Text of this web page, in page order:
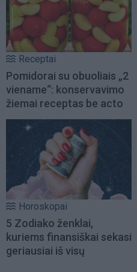
Receptai
Pomidorai su obuoliais „2
viename“: konservavimo
žiemai receptas be acto
Horoskopai
5 Zodiako ženklai,
kuriems finansiškai sekasi
geriausiai iš visų